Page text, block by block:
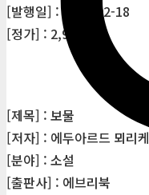
[발행일] : 2018-02-18
[정가] : 2,900원
[제목] : 보물
[저자] : 에두아르드 뫼리케
[분야] : 소설
[출판사] : 에브리북